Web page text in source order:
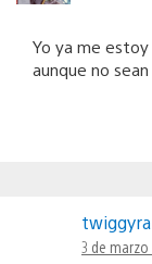
Yo ya me
aunque no
3 de